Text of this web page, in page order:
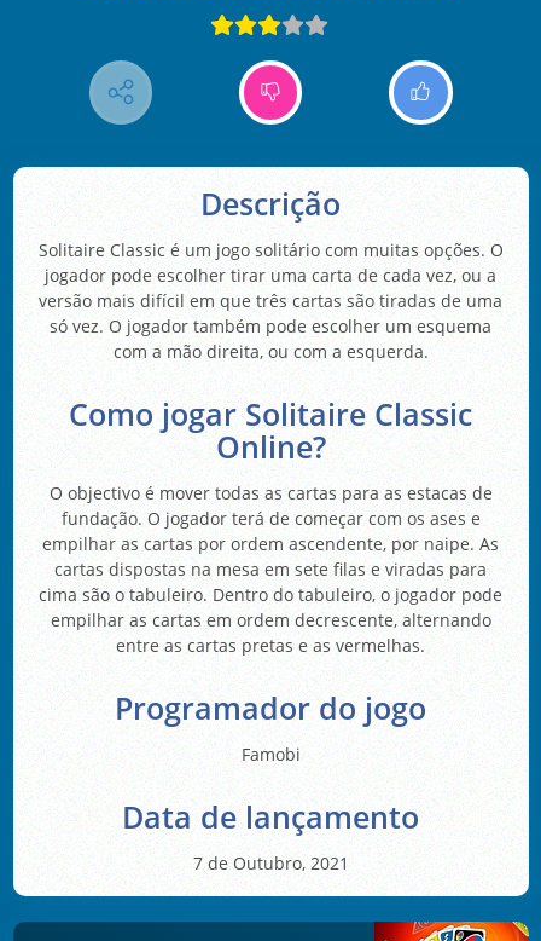
Descrição
Solitaire Classic é um jogo solitário com muitas opções. O
jogador pode escolher tirar uma carta de cada vez, ou a
versão mais difícil em que três cartas são tiradas de uma
só vez. O jogador também pode escolher um esquema
com a mão direita, ou com a esquerda.
Como jogar Solitaire Classic
Online?
O objectivo é mover todas as cartas para as estacas de
fundação. O jogador terá de começar com os ases e
empilhar as cartas por ordem ascendente, por naipe. As
cartas dispostas na mesa em sete filas e viradas para
cima são o tabuleiro. Dentro do tabuleiro, o jogador pode
empilhar as cartas em ordem decrescente, alternando
entre as cartas pretas e as vermelhas.
Programador do jogo
Famobi
Data de lançamento
7 de Outubro, 2021